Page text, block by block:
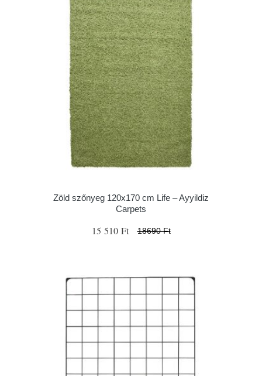
Zöld szőnyeg 120x170 cm Life – Ayyildiz
Carpets
15 510 Ft 18690 Ft